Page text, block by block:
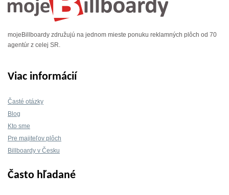
mojeBillboardy združujú na jednom mieste ponuku reklamných plôch od 70
agentúr z celej SR.
Viac informácií
Časté otázky
Blog
Kto sme
Pre majiteľov plôch
Billboardy v Česku
Často hľadané